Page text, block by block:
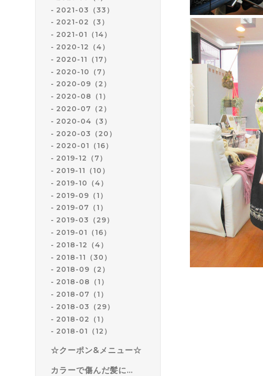
2021-03（33）
2021-02（3）
2021-01（14）
2020-12（4）
2020-11（17）
2020-10（7）
2020-09（2）
2020-08（1）
2020-07（2）
2020-04（3）
2020-03（20）
2020-01（16）
2019-12（7）
2019-11（10）
2019-10（4）
2019-09（1）
2019-07（1）
2019-03（29）
2019-01（16）
2018-12（4）
2018-11（30）
2018-09（2）
2018-08（1）
2018-07（1）
2018-03（29）
2018-02（1）
2018-01（12）
☆クーポン&メニュー☆
カラーで傷んだ髪に…